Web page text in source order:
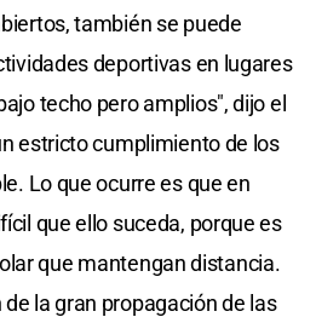
también se puede
deportivas en lugares
techo pero amplios", dijo el
estricto cumplimiento de los
Lo que ocurre es que en
que ello suceda, porque es
que mantengan distancia.
la gran propagación de las